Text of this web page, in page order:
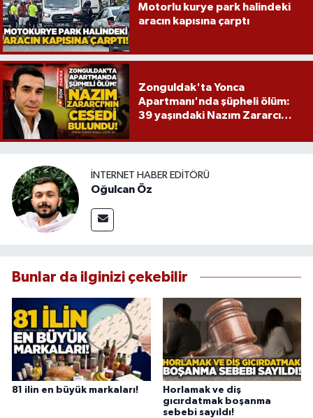
Motorlu kurye park halindeki
aracın kapısına çarptı
Zonguldak'ta Yonca
Apartmanı'nda şüpheli ölüm:
39 yaşındaki Nazım Zararcı
İNTERNET HABER EDITÖRÜ
Oğulcan Öz
Bunlar da ilginizi çekebilir
81 ilin en büyük markaları!
Horlamak ve diş
gıcırdatmak boşanma
sebebi sayıldı!